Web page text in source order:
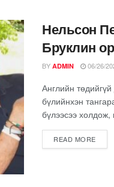
Нельсон
Бруклин
BY ADMIN 06/26/
Английн
бүлийнхэн
бүлээсээ холдож,
READ MORE